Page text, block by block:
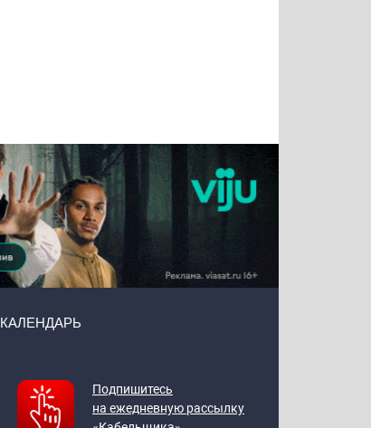
КАЛЕНДАРЬ
Подпишитесь
на ежедневную рассылку